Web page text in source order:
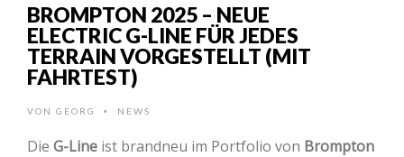
BROMPTON 2025 – NEUE
ELECTRIC G-LINE FÜR JEDES
TERRAIN VORGESTELLT (MIT
FAHRTEST)
VON GEORG • NEWS
Die G-Line ist brandneu im Portfolio von Brompton